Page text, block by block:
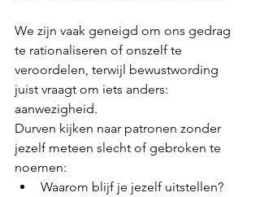
We zijn vaak geneigd om ons gedrag
te rationaliseren of onszelf te
veroordelen, terwijl bewustwording
juist vraagt om iets anders:
aanwezigheid.
Durven kijken naar patronen zonder
jezelf meteen slecht of gebroken te
noemen:
Waarom blijf je jezelf uitstellen?